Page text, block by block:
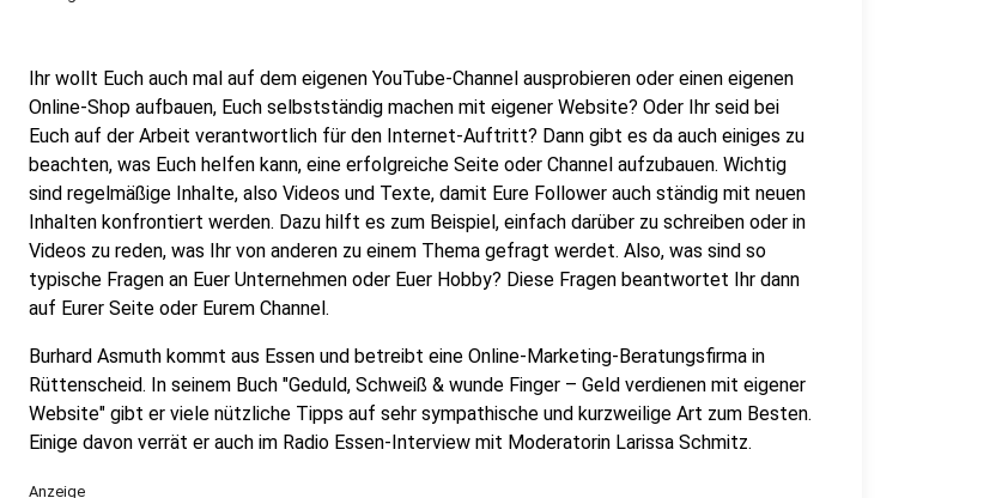
Ihr wollt Euch auch mal auf dem eigenen YouTube-Channel ausprobieren oder einen eigenen
Online-Shop aufbauen, Euch selbstständig machen mit eigener Website? Oder Ihr seid bei
Euch auf der Arbeit verantwortlich für den Internet-Auftritt? Dann gibt es da auch einiges zu
beachten, was Euch helfen kann, eine erfolgreiche Seite oder Channel aufzubauen. Wichtig
sind regelmäßige Inhalte, also Videos und Texte, damit Eure Follower auch ständig mit neuen
Inhalten konfrontiert werden. Dazu hilft es zum Beispiel, einfach darüber zu schreiben oder in
Videos zu reden, was Ihr von anderen zu einem Thema gefragt werdet. Also, was sind so
typische Fragen an Euer Unternehmen oder Euer Hobby? Diese Fragen beantwortet Ihr dann
auf Eurer Seite oder Eurem Channel.
Burhard Asmuth kommt aus Essen und betreibt eine Online-Marketing-Beratungsfirma in
Rüttenscheid. In seinem Buch "Geduld, Schweiß & wunde Finger – Geld verdienen mit eigener
Website" gibt er viele nützliche Tipps auf sehr sympathische und kurzweilige Art zum Besten.
Einige davon verrät er auch im Radio Essen-Interview mit Moderatorin Larissa Schmitz.
Anzeige